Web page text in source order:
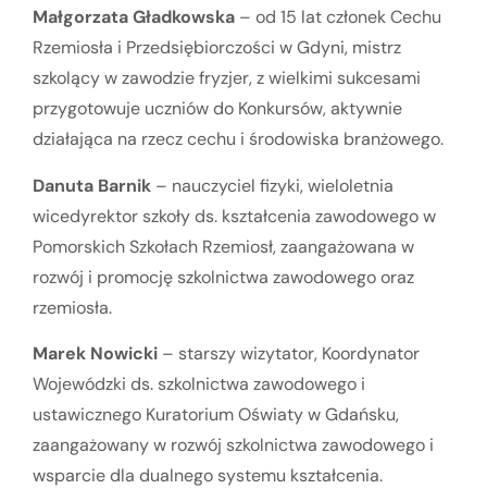
Małgorzata Gładkowska – od 15 lat członek Cechu
Rzemiosła i Przedsiębiorczości w Gdyni, mistrz
szkolący w zawodzie fryzjer, z wielkimi sukcesami
przygotowuje uczniów do Konkursów, aktywnie
działająca na rzecz cechu i środowiska branżowego.
Danuta Barnik – nauczyciel fizyki, wieloletnia
wicedyrektor szkoły ds. kształcenia zawodowego w
Pomorskich Szkołach Rzemiosł, zaangażowana w
rozwój i promocję szkolnictwa zawodowego oraz
rzemiosła.
Marek Nowicki – starszy wizytator, Koordynator
Wojewódzki ds. szkolnictwa zawodowego i
ustawicznego Kuratorium Oświaty w Gdańsku,
zaangażowany w rozwój szkolnictwa zawodowego i
wsparcie dla dualnego systemu kształcenia.